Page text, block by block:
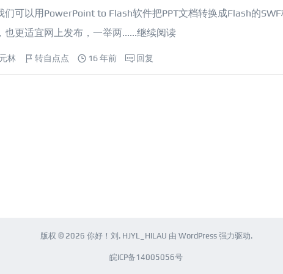
可以用PowerPoint to Flash软件把PPT文档转换成Flash的
更适宜网上发布，一举两......继续阅读
林 转自点点 16 年前 回复
版权 © 2026 你好！刘 . HJYL_HILAU 由 WordPress强力驱动.
皖ICP备14005056号